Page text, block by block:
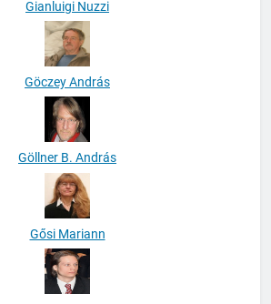
Gianluigi Nuzzi
Göczey András
Göllner B. András
Gősi Mariann